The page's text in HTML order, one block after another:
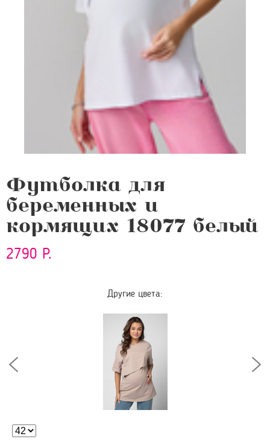
Футболка для
беременных и
кормящих 18077 белый
2790 Р.
Другие цвета: